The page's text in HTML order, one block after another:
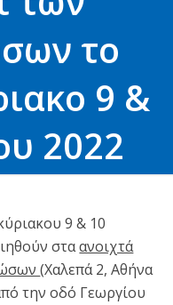
το
9 &
2022
9 & 10
σταανοιχτά
(Χαλεπά 2, Αθήνα
την οδό Γεωργίου